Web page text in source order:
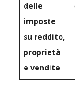
delle
imposte
su reddito,
proprietà
e vendite